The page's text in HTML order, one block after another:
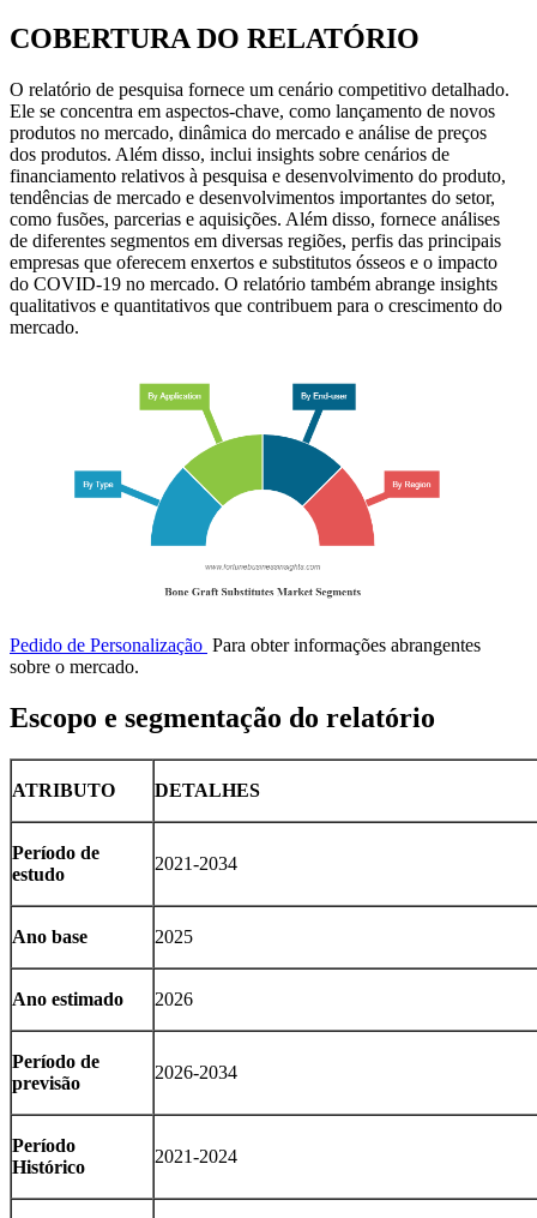
COBERTURA DO RELATÓRIO
O relatório de pesquisa fornece um cenário competitivo detalhado.
Ele se concentra em aspectos-chave, como lançamento de novos
produtos no mercado, dinâmica do mercado e análise de preços
dos produtos. Além disso, inclui insights sobre cenários de
financiamento relativos à pesquisa e desenvolvimento do produto,
tendências de mercado e desenvolvimentos importantes do setor,
como fusões, parcerias e aquisições. Além disso, fornece análises
de diferentes segmentos em diversas regiões, perfis das principais
empresas que oferecem enxertos e substitutos ósseos e o impacto
do COVID-19 no mercado. O relatório também abrange insights
qualitativos e quantitativos que contribuem para o crescimento do
mercado.
Pedido de Personalização Para obter informações abrangentes
sobre o mercado.
Escopo e segmentação do relatório
ATRIBUTO DETALHES
Período de
estudo
2021-2034
Ano base 2025
Ano estimado 2026
Período de
previsão
2026-2034
Período
Histórico
2021-2024